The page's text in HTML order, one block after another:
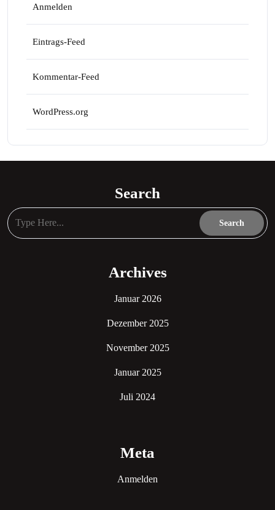
Anmelden
Eintrags-Feed
Kommentar-Feed
WordPress.org
Search
Archives
Januar 2026
Dezember 2025
November 2025
Januar 2025
Juli 2024
Meta
Anmelden